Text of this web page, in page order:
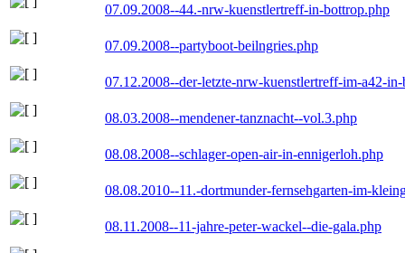
07.09.2008--44.-nrw-kuenstlertreff-in-bottrop.php
07.09.2008--partyboot-beilngries.php
07.12.2008--der-letzte-nrw-kuenstlertreff-im-a42-
08.03.2008--mendener-tanznacht--vol.3.php
08.08.2008--schlager-open-air-in-ennigerloh.php
08.08.2010--11.-dortmunder-fernsehgarten-im-
08.11.2008--11-jahre-peter-wackel--die-gala.php